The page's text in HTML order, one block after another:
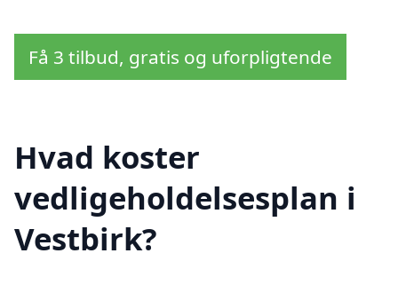
Få 3 tilbud, gratis og uforpligtende
Hvad koster
vedligeholdelsesplan i
Vestbirk?